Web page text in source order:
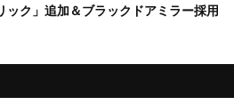
ック」追加＆ブラックドアミラー採用